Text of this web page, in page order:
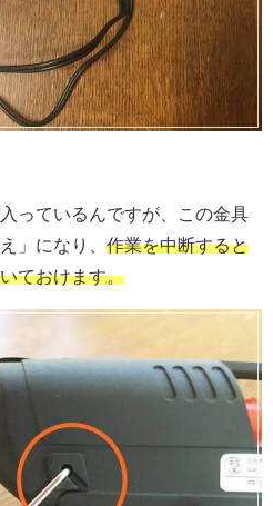
っているんですが、この金具
」になり、 作業を中断すると
ておけます。